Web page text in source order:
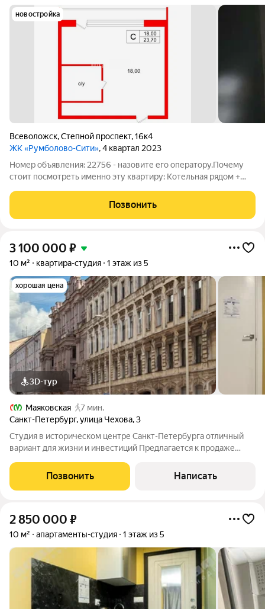
новостройка
Всеволожск,Степной проспект,16к4
ЖК «Румболово-Сити», 4 квартал 2023
Номер объявления: 22756 - назовите его оператору.Почему
стоит посмотреть именно эту квартиру: Котельная рядом +
важно в данном комплексе. 2 этаж без лифта идеальный
баланс удобства и экономии.
Позвонить
3 100 000 ₽
10 м² квартира-студия 1 этаж из 5
хорошая цена
3D-тур
Маяковская
7 мин.
Санкт-Петербург,улица Чехова,3
Студия в историческом центре Санкт-Петербурга отличный
вариант для жизни и инвестиций Предлагается к продаже
Петербурга, по адресу: улица Чехова, дом 3. Это предложение
идеально подойдет тем, кто
Позвонить Написать
2 850 000 ₽
10 м² апартаменты-студия 1 этаж из 5